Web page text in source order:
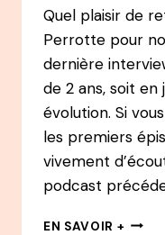
Quel plaisir de
Perrotte pour
dernière
de 2 ans, soit en
évolution. Si
les premiers
vivement
podcast
EN SAVOIR + EN